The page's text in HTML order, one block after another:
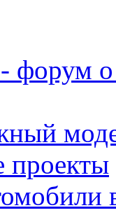
форум
проекты